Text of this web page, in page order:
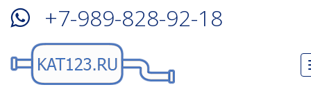
+7-989-828-92-18